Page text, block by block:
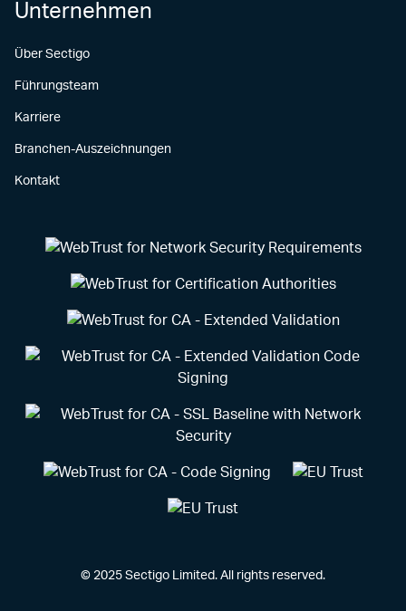
Unternehmen
Über Sectigo
Führungsteam
Karriere
Branchen-Auszeichnungen
Kontakt
© 2025 Sectigo Limited. All rights reserved.